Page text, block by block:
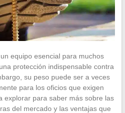
equipo esencial para muchos
protección indispensable contra
su peso puede ser a veces
para los oficios que exigen
explorar para saber más sobre las
del mercado y las ventajas que